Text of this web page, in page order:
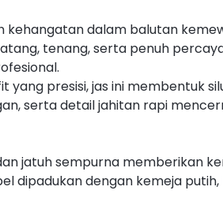
kehangatan dalam balutan
tenang, serta penuh
presisi, jas ini membentuk
serta detail jahitan rapi
jatuh sempurna memberikan
dipadukan dengan kemeja